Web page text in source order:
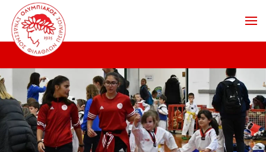
Skip to main content